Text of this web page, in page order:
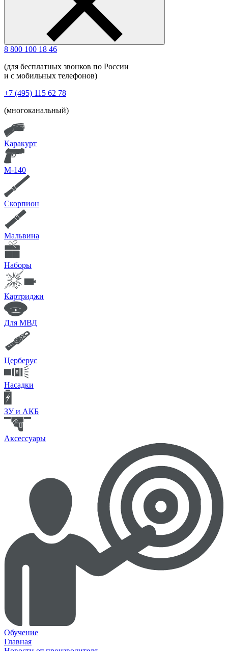
8 800 100 18 46
(для бесплатных звонков по России
и с мобильных телефонов)
+7 (495) 115 62 78
(многоканальный)
Каракурт
М-140
Скорпион
Мальвина
Наборы
Картриджи
Для МВД
Церберус
Насадки
ЗУ и АКБ
Аксессуары
Обучение
Главная